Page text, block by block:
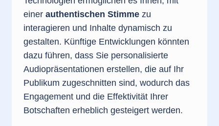
einer authentischen Stimme zu
interagieren und Inhalte dynamisch zu
gestalten. Künftige Entwicklungen könnten
dazu führen, dass Sie personalisierte
Audiopräsentationen erstellen, die auf Ihr
Publikum zugeschnitten sind, wodurch das
Engagement und die Effektivität Ihrer
Botschaften erheblich gesteigert werden.